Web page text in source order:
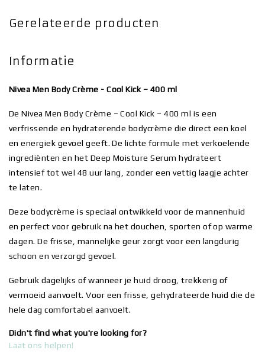
Gerelateerde producten
Informatie
Nivea Men Body Crème - Cool Kick – 400 ml
De Nivea Men Body Crème – Cool Kick – 400 ml is een
verfrissende en hydraterende bodycrème die direct een koel
en energiek gevoel geeft. De lichte formule met verkoelende
ingrediënten en het Deep Moisture Serum hydrateert
intensief tot wel 48 uur lang, zonder een vettig laagje achter
te laten.
Deze bodycrème is speciaal ontwikkeld voor de mannenhuid
en perfect voor gebruik na het douchen, sporten of op warme
dagen. De frisse, mannelijke geur zorgt voor een langdurig
schoon en verzorgd gevoel.
Gebruik dagelijks of wanneer je huid droog, trekkerig of
vermoeid aanvoelt. Voor een frisse, gehydrateerde huid die de
hele dag comfortabel aanvoelt.
Didn't find what you're looking for?
Laat ons helpen!